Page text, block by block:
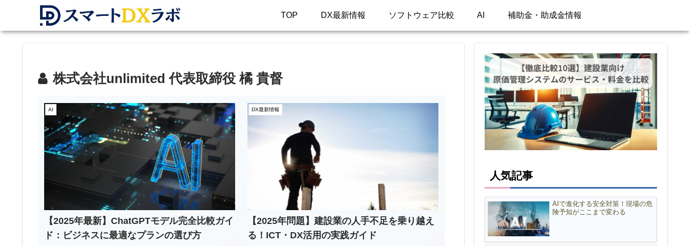
TOP DX最新情報 ソフトウェア比較 AI 補助金・助成金情報
株式会社unlimited 代表取締役 橘 貴督
AI
【2025年最新】ChatGPTモデル完全比較ガイ
ド：ビジネスに最適なプランの選び方
DX最新情報
【2025年問題】建設業の人手不足を乗り越え
る！ICT・DX活用の実践ガイド
人気記事
AIで進化する安全対策！現場の危
険予知がここまで変わる